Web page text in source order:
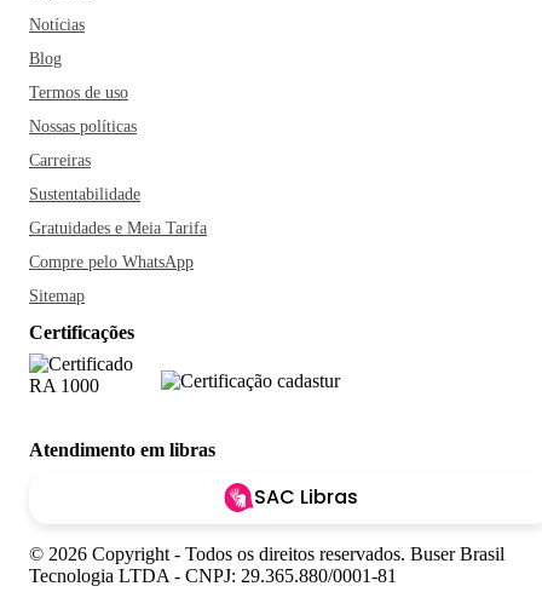
Notícias
Blog
Termos de uso
Nossas políticas
Carreiras
Sustentabilidade
Gratuidades e Meia Tarifa
Compre pelo WhatsApp
Sitemap
Certificações
Atendimento em libras
SAC Libras
© 2026 Copyright - Todos os direitos reservados. Buser Brasil
Tecnologia LTDA - CNPJ: 29.365.880/0001-81